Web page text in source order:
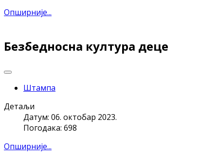
Опширније...
Безбедносна култура деце
Штампа
Детаљи
Датум: 06. октобар 2023.
Погодака: 698
Опширније...